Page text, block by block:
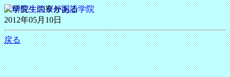
大学院生の寮がある
2012年05月10日
戻る